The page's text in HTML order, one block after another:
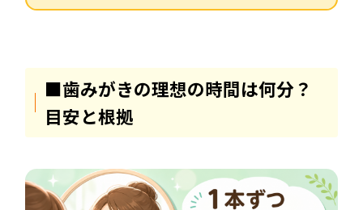
■歯みがきの理想の時間は何分？
目安と根拠